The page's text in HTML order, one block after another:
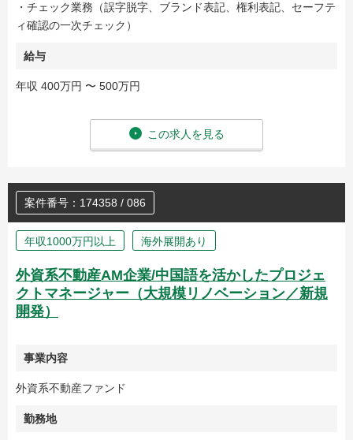
・チェック業務（誤字脱字、ブランド表記、権利表記、セーフテ
ィ確認の一次チェック）
給与
年収 400万円 〜 500万円
この求人を見る
案件番号：174358 / 086
年収1000万円以上 海外展開あり
外資系不動産AM企業/中国語を活かしたプロジェ
クトマネージャー（大規模リノベーション／新規
開発）
事業内容
外資系不動産ファンド
勤務地